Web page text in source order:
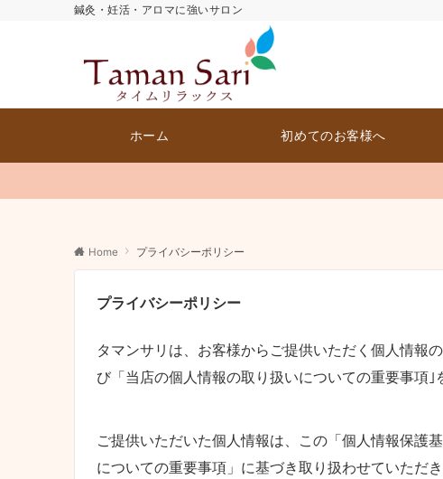
鍼灸・妊活・アロマに強いサロン
ホーム 初めてのお客様へ
Home プライバシーポリシー
プライバシーポリシー
タマンサリは、お客様からご提供いただく個人情報
び「当店の個人情報の取り扱いについての重要事項｣
ご提供いただいた個人情報は、この「個人情報保護
についての重要事項」に基づき取り扱わせていただ